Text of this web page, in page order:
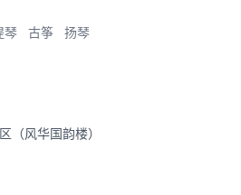
琴 古筝 扬琴
（风华国韵楼）